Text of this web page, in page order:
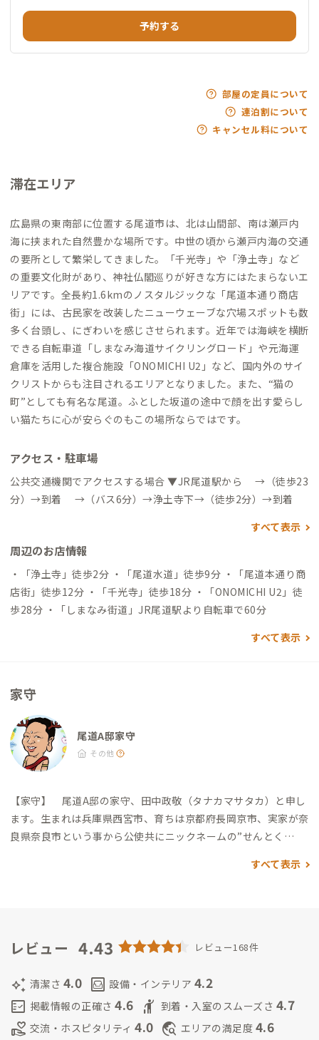
予約する
部屋の定員について
連泊割について
キャンセル料について
滞在エリア
広島県の東南部に位置する尾道市は、北は山間部、南は瀬戸内
海に挟まれた自然豊かな場所です。中世の頃から瀬戸内海の交通
の要所として繁栄してきました。「千光寺」や「浄土寺」など
の重要文化財があり、神社仏閣巡りが好きな方にはたまらないエ
リアです。全長約1.6kmのノスタルジックな「尾道本通り商店
街」には、古民家を改装したニューウェーブな穴場スポットも数
多く台頭し、にぎわいを感じさせられます。近年では海峡を横断
できる自転車道「しまなみ海道サイクリングロード」や元海運
倉庫を活用した複合施設「ONOMICHI U2」など、国内外のサイ
クリストからも注目されるエリアとなりました。また、“猫の
町”としても有名な尾道。ふとした坂道の途中で顔を出す愛らし
い猫たちに心が安らぐのもこの場所ならではです。
アクセス・駐車場
公共交通機関でアクセスする場合 ▼JR尾道駅から →（徒歩23
分）→到着 →（バス6分）→浄土寺下→（徒歩2分）→到着
すべて表示
周辺のお店情報
・「浄土寺」徒歩2分 ・「尾道水道」徒歩9分 ・「尾道本通り商
店街」徒歩12分 ・「千光寺」徒歩18分 ・「ONOMICHI U2」徒
歩28分 ・「しまなみ街道」JR尾道駅より自転車で60分
すべて表示
家守
尾道A邸家守
その他
【家守】
尾道A邸の家守、田中政敬（タナカマサタカ）と申し
ます。 生まれは兵庫県西宮市、育ちは京都府長岡京市、実家が奈
良県奈良市という事から公使共にニックネームの”せんとく
現在隣の三原市在住でリモートワーク
すべて表示
レビュー 4.43 レビュー168件
auto_awesome 清潔さ 4.0 living 設備・インテリア 4.2
fact_check 掲載情報の正確さ 4.6 hail 到着・入室のスムーズさ 4.7
volunteer_activism 交流・ホスピタリティ 4.0 travel_explore エリアの満足度 4.6